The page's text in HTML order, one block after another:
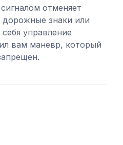
отменяет
знаки или
управление
вам маневр, который